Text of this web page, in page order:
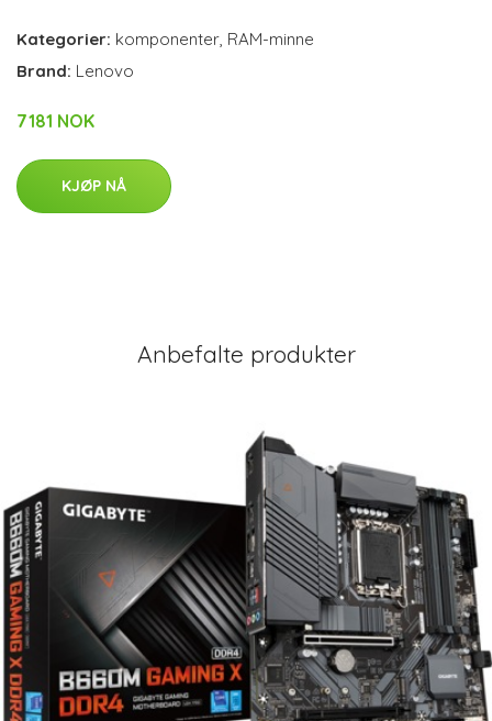
Kategorier: komponenter RAM-minne
Brand: Lenovo
7181 NOK
KJØP NÅ
Anbefalte produkter